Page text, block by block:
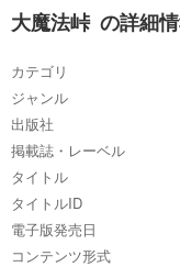
大魔法峠 の詳細
カテゴリ
ジャンル
出版社
掲載誌・レーベル
タイトル
タイトルID
電子版発売日
コンテンツ形式